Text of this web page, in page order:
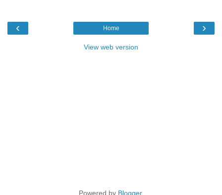
‹ ›
Home
View web version
Powered by Blogger.